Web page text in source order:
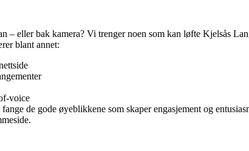
– eller bak kamera? Vi trenger noen som kan løfte Kjelsås
blant annet:
voice
de gode øyeblikkene som skaper engasjement og